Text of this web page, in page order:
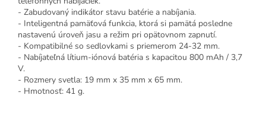
- Zabudovaný indikátor stavu batérie a nabíjania.
- Inteligentná pamäťová funkcia, ktorá si pamätá posledne
nastavenú úroveň jasu a režim pri opätovnom zapnutí.
- Kompatibilné so sedlovkami s priemerom 24-32 mm.
- Nabíjateľná lítium-iónová batéria s kapacitou 800 mAh / 3,7
V.
- Rozmery svetla: 19 mm x 35 mm x 65 mm.
- Hmotnosť: 41 g.